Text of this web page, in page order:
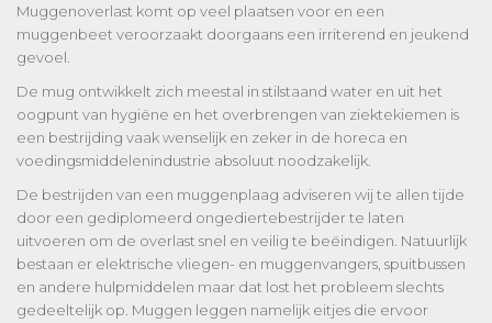
Muggenoverlast komt op veel plaatsen voor en een
muggenbeet veroorzaakt doorgaans een irriterend en jeukend
gevoel.
De mug ontwikkelt zich meestal in stilstaand water en uit het
oogpunt van hygiëne en het overbrengen van ziektekiemen is
een bestrijding vaak wenselijk en zeker in de horeca en
voedingsmiddelenindustrie absoluut noodzakelijk.
De bestrijden van een muggenplaag adviseren wij te allen tijde
door een gediplomeerd ongediertebestrijder te laten
uitvoeren om de overlast snel en veilig te beëindigen. Natuurlijk
bestaan er elektrische vliegen- en muggenvangers, spuitbussen
en andere hulpmiddelen maar dat lost het probleem slechts
gedeeltelijk op. Muggen leggen namelijk eitjes die ervoor